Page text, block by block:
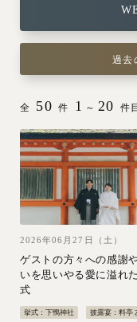
過去
全 50 件 1 ～ 20 件
2026年06月27日（土）
ゲストの方々への感謝
いを思いやる愛に溢れ
式
挙式：下鴨神社 披露宴：料亭